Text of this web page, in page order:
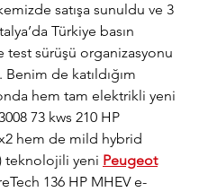
satışa sunuldu ve 3
Türkiye basın
test sürüşü organizasyonu
de katıldığım
hem tam elektrikli yeni
73 kws 210 HP
hem de mild hybrid
teknolojili yeni Peugeot
136 HP MHEV e-